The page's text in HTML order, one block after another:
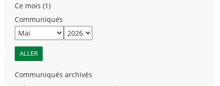
Ce mois (1)
Communiqués
Communiqués archivés